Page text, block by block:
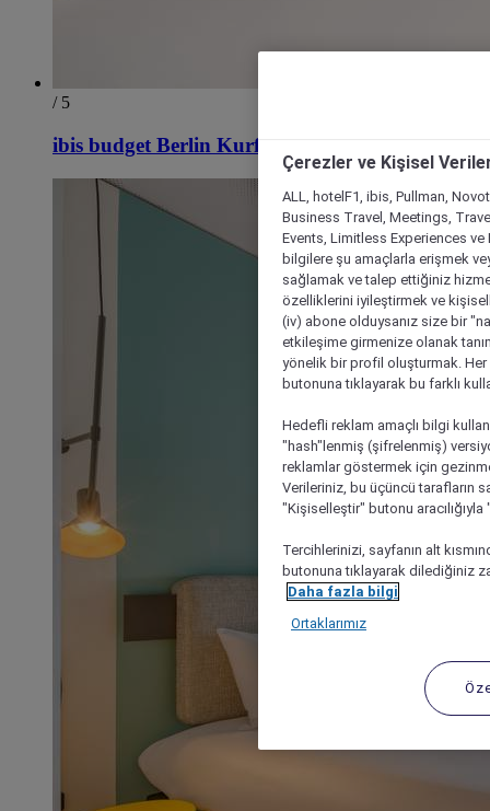
/ 5
ibis budget Berlin Kurfuerstendamm
Çerezler ve Kişisel
ALL, hotelF1, ibis, Pullman,
Business Travel, Meetings,
Events, Limitless Experiences
bilgilere şu amaçlarla erişmek
sağlamak ve talep ettiğiniz
özelliklerini iyileştirmek ve
(iv) abone olduysanız size bir
etkileşime girmenize olanak
yönelik bir profil oluşturmak.
butonuna tıklayarak bu farklı
Hedefli reklam amaçlı bilgi
"hash"lenmiş (şifrelenmiş)
reklamlar göstermek için
Verileriniz, bu üçüncü tarafların
"Kişiselleştir" butonu
Tercihlerinizi, sayfanın alt
butonuna tıklayarak dilediğiniz
Daha fazla bilgi
Ortaklarımız